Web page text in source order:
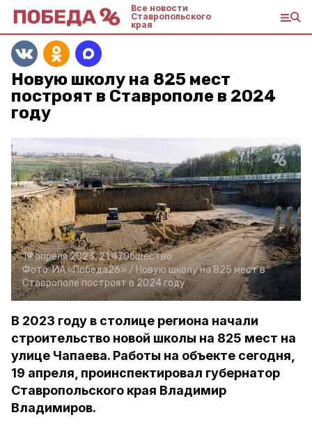
Все новости
Ставропольского
края
Новую школу на 825 мест
построят в Ставрополе в 2024
году
19 апреля 2023, 21:47Общество
Фото:ИА «Победа26» / Новую школу на 825 мест в
Ставрополе построят в 2024 году
В 2023 году в столице региона начали
строительство новой школы на 825 мест на
улице Чапаева. Работы на объекте сегодня,
19 апреля, проинспектировал губернатор
Ставропольского края Владимир
Владимиров.